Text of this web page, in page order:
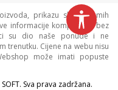
prikazu slika i samih
informacije kompletne i bez
su dio naše ponude i ne
trenutku. Cijene na webu nisu
može imati popuste
. Sva prava zadržana.